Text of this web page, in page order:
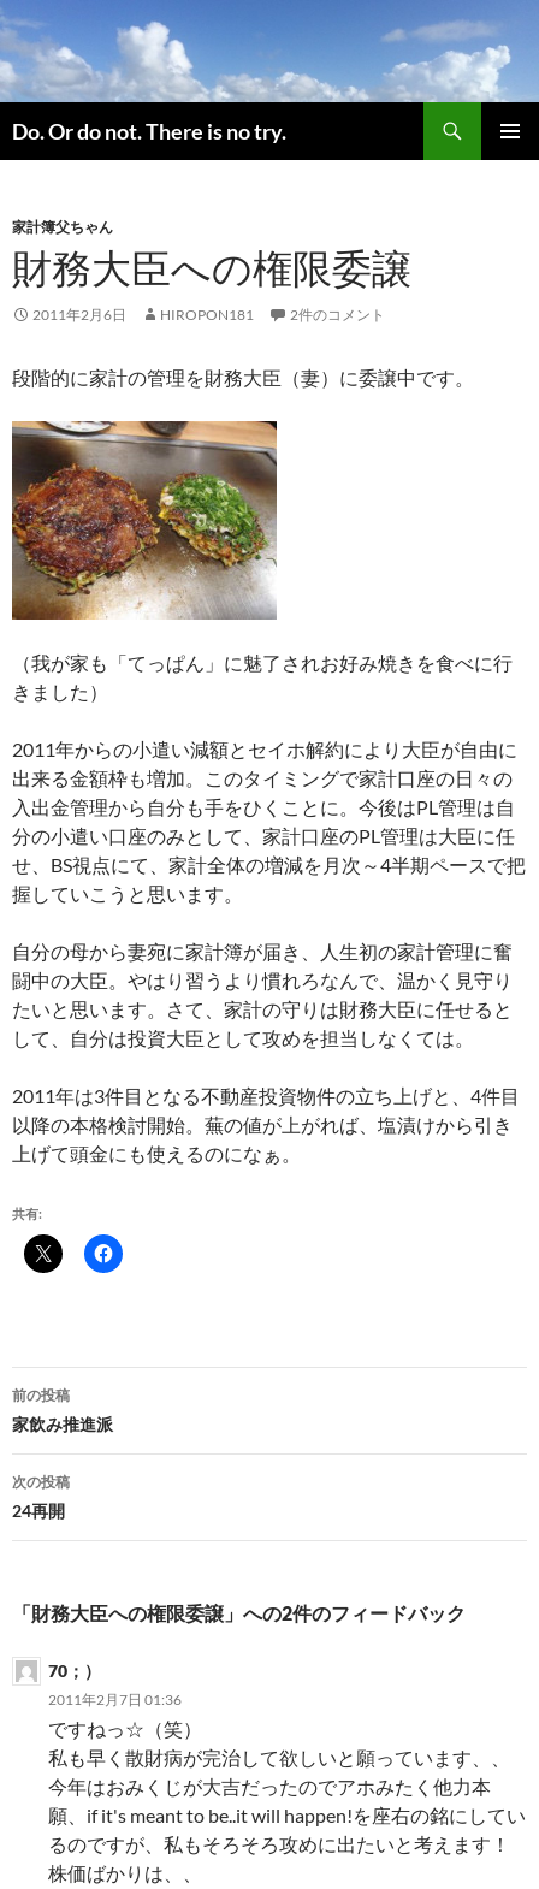
コ
ン
テ
ン
ツ
へ
キ
プ
Do. Or do not. There is no try.
索
家計簿父ちゃん
財務大臣への権限委譲
2011年2月6日 HIROPON181 2件のコメント
段階的に家計の管理を財務大臣（妻）に委譲中です。
（我が家も「てっぱん」に魅了されお好み焼きを食べに行
きました）
2011年からの小遣い減額とセイホ解約により大臣が自由に
出来る金額枠も増加。このタイミングで家計口座の日々の
入出金管理から自分も手をひくことに。今後はPL管理は自
分の小遣い口座のみとして、家計口座のPL管理は大臣に任
せ、BS視点にて、家計全体の増減を月次～4半期ペースで把
握していこうと思います。
自分の母から妻宛に家計簿が届き、人生初の家計管理に奮
闘中の大臣。やはり習うより慣れろなんで、温かく見守り
たいと思います。さて、家計の守りは財務大臣に任せると
して、自分は投資大臣として攻めを担当しなくては。
2011年は3件目となる不動産投資物件の立ち上げと、4件目
以降の本格検討開始。蕪の値が上がれば、塩漬けから引き
上げて頭金にも使えるのになぁ。
共有:
投
稿
ナ
ビ
ゲ
ー
ョ
前の投稿
家飲み推進派
次の投稿
24再開
「財務大臣への権限委譲」への2件のフィードバック
70；）
2011年2月7日 01:36
ですねっ☆（笑）
私も早く散財病が完治して欲しいと願っています、、
今年はおみくじが大吉だったのでアホみたく他力本
願、if it's meant to be..it will happen!を座右の銘にしてい
るのですが、私もそろそろ攻めに出たいと考えます！
株価ばかりは、、